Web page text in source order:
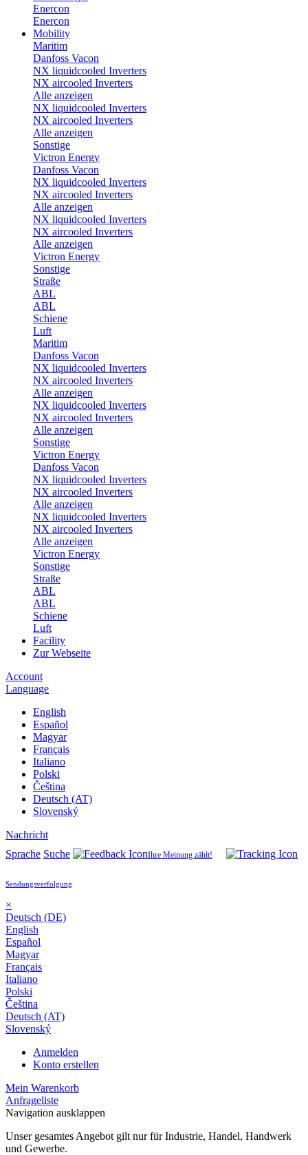
Enercon
Enercon
Mobility
Maritim
Danfoss Vacon
NX liquidcooled Inverters
NX aircooled Inverters
Alle anzeigen
NX liquidcooled Inverters
NX aircooled Inverters
Alle anzeigen
Sonstige
Victron Energy
Danfoss Vacon
NX liquidcooled Inverters
NX aircooled Inverters
Alle anzeigen
NX liquidcooled Inverters
NX aircooled Inverters
Alle anzeigen
Victron Energy
Sonstige
Straße
ABL
ABL
Schiene
Luft
Maritim
Danfoss Vacon
NX liquidcooled Inverters
NX aircooled Inverters
Alle anzeigen
NX liquidcooled Inverters
NX aircooled Inverters
Alle anzeigen
Sonstige
Victron Energy
Danfoss Vacon
NX liquidcooled Inverters
NX aircooled Inverters
Alle anzeigen
NX liquidcooled Inverters
NX aircooled Inverters
Alle anzeigen
Victron Energy
Sonstige
Straße
ABL
ABL
Schiene
Luft
Facility
Zur Webseite
Account
Language
English
Español
Magyar
Français
Italiano
Polski
Čeština
Deutsch (AT)
Slovenský
Nachricht
Sprache Suche Ihre Meinung zählt!
Sendungsverfolgung
×
Deutsch (DE)
English
Español
Magyar
Français
Italiano
Polski
Čeština
Deutsch (AT)
Slovenský
Anmelden
Konto erstellen
Mein Warenkorb
Anfrageliste
Navigation ausklappen
Unser gesamtes Angebot gilt nur für Industrie, Handel, Handwerk
und Gewerbe.